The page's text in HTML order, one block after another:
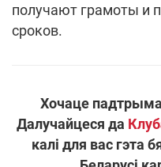
получают грамоты и
сроков.
Хочаце
Далучайцеся да
калі для вас гэта